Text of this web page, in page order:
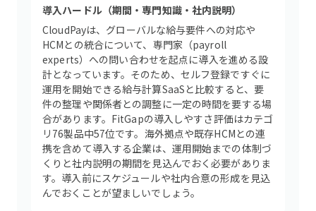
導入ハードル（期間・専門知識・社内説明）
CloudPayは、グローバルな給与要件への対応や
HCMとの統合について、専門家（payroll
experts）への問い合わせを起点に導入を進める設
計となっています。そのため、セルフ登録ですぐに
運用を開始できる給与計算SaaSと比較すると、要
件の整理や関係者との調整に一定の時間を要する場
合があります。FitGapの導入しやすさ評価はカテゴ
リ76製品中57位です。海外拠点や既存HCMとの連
携を含めて導入する企業は、運用開始までの体制づ
くりと社内説明の期間を見込んでおく必要がありま
す。導入前にスケジュールや社内合意の形成を見込
んでおくことが望ましいでしょう。